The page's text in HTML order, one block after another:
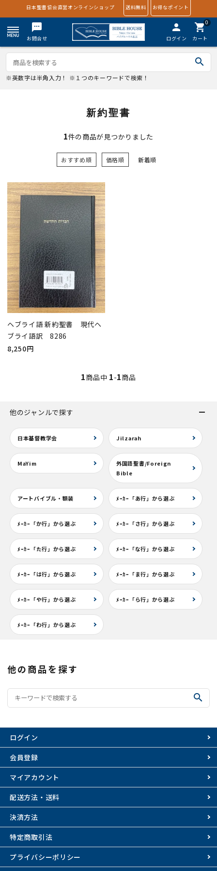
日本聖書協会直営オンラインショップ 送料無料 お得なポイント
textsms
お問合せ
person
ログイン
0
shopping_cart
カート
search
※英数字は半角入力！ ※１つのキーワードで検索！
新約聖書
1件の商品が見つかりました
おすすめ順 価格順 新着順
ヘブライ語 新約聖書 現代ヘ
ブライ語訳 8286
8,250円
1商品中 1-1商品
他のジャンルで探す
日本基督教学会 Jilzarah
MaYim
外国語聖書/Foreign
Bible
アートバイブル・額装 ﾒｰｶｰ「あ行」から選ぶ
ﾒｰｶｰ「か行」から選ぶ ﾒｰｶｰ「さ行」から選ぶ
ﾒｰｶｰ「た行」から選ぶ ﾒｰｶｰ「な行」から選ぶ
ﾒｰｶｰ「は行」から選ぶ ﾒｰｶｰ「ま行」から選ぶ
ﾒｰｶｰ「や行」から選ぶ ﾒｰｶｰ「ら行」から選ぶ
ﾒｰｶｰ「わ行」から選ぶ
他の商品を探す
search
ログイン
会員登録
マイアカウント
配送方法・送料
決済方法
特定商取引法
プライバシーポリシー